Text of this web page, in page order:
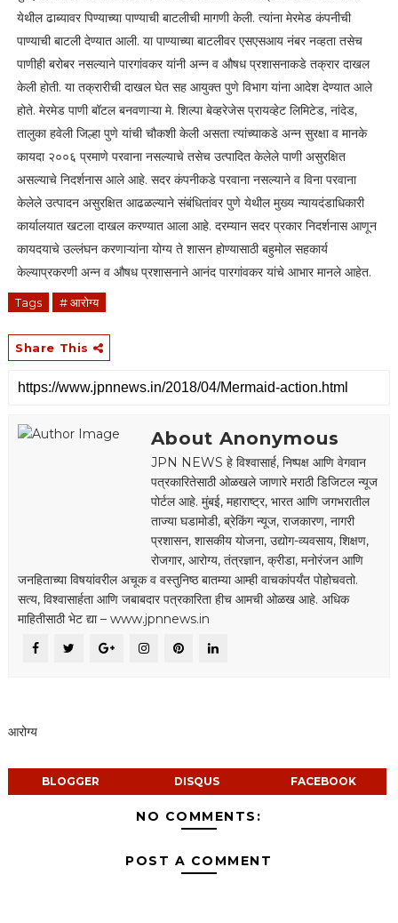
येथील ढाब्यावर पिण्याच्या पाण्याची बाटलीची मागणी केली. त्यांना मेरमेड कंपनीची
पाण्याची बाटली देण्यात आली. या पाण्याच्या बाटलीवर एसएसआय नंबर नव्हता तसेच
पाणीही बरोबर नसल्याने पारगांवकर यांनी अन्न व औषध प्रशासनाकडे तक्रार दाखल
केली होती. या तक्रारीची दाखल घेत सह आयुक्त पुणे विभाग यांना आदेश देण्यात आले
होते. मेरमेड पाणी बॉटल बनवणाऱ्या मे. शिल्पा बेव्हरेजेस प्रायव्हेट लिमिटेड, नांदेड,
तालुका हवेली जिल्हा पुणे यांची चौकशी केली असता त्यांच्याकडे अन्न सुरक्षा व मानके
कायदा २००६ प्रमाणे परवाना नसल्याचे तसेच उत्पादित केलेले पाणी असुरक्षित
असल्याचे निदर्शनास आले आहे. सदर कंपनीकडे परवाना नसल्याने व विना परवाना
केलेले उत्पादन असुरक्षित आढळल्याने संबंधितांवर पुणे येथील मुख्य न्यायदंडाधिकारी
कार्यालयात खटला दाखल करण्यात आला आहे. दरम्यान सदर प्रकार निदर्शनास आणून
कायदयाचे उल्लंघन करणाऱ्यांना योग्य ते शासन होण्यासाठी बहुमोल सहकार्य
केल्याप्रकरणी अन्न व औषध प्रशासनाने आनंद पारगांवकर यांचे आभार मानले आहेत.
Tags # आरोग्य
Share This
About Anonymous
JPN NEWS हे विश्वासार्ह, निष्पक्ष आणि वेगवान
पत्रकारितेसाठी ओळखले जाणारे मराठी डिजिटल न्यूज
पोर्टल आहे. मुंबई, महाराष्ट्र, भारत आणि जगभरातील
ताज्या घडामोडी, ब्रेकिंग न्यूज, राजकारण, नागरी
प्रशासन, शासकीय योजना, उद्योग-व्यवसाय, शिक्षण,
रोजगार, आरोग्य, तंत्रज्ञान, क्रीडा, मनोरंजन आणि
जनहिताच्या विषयांवरील अचूक व वस्तुनिष्ठ बातम्या आम्ही वाचकांपर्यंत पोहोचवतो.
सत्य, विश्वासार्हता आणि जबाबदार पत्रकारिता हीच आमची ओळख आहे. अधिक
माहितीसाठी भेट द्या – www.jpnnews.in
आरोग्य
BLOGGER DISQUS FACEBOOK
NO COMMENTS:
POST A COMMENT